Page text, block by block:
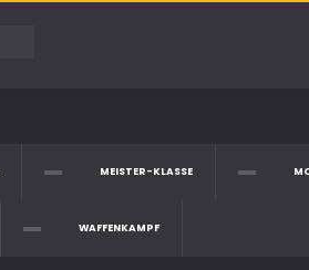
MEISTER-KLASSE
WAFFENKAMPF